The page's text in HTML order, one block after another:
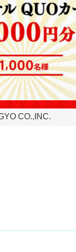
CO.,INC.